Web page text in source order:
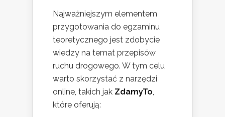
Najważniejszym elementem
przygotowania do egzaminu
teoretycznego jest zdobycie
wiedzy na temat przepisów
ruchu drogowego. W tym celu
warto skorzystać z narzędzi
online, takich jak ZdamyTo,
które oferują: